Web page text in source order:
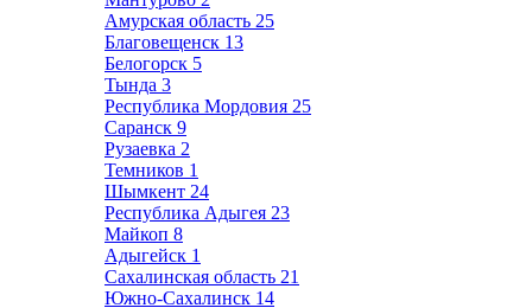
Амурская область 25
Благовещенск 13
Белогорск 5
Тында 3
Республика Мордовия 25
Саранск 9
Рузаевка 2
Темников 1
Шымкент 24
Республика Адыгея 23
Майкоп 8
Адыгейск 1
Сахалинская область 21
Южно-Сахалинск 14